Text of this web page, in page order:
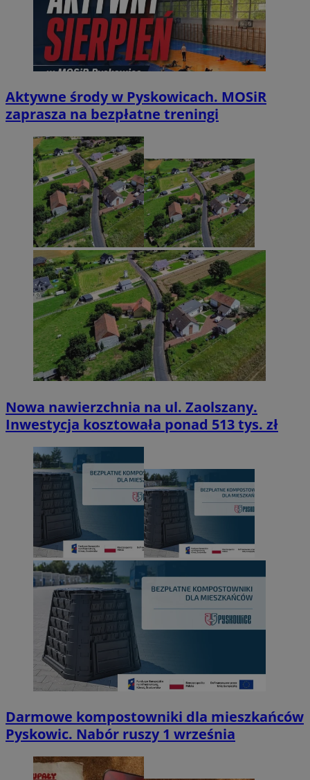
Aktywne środy w Pyskowicach. MOSiR
zaprasza na bezpłatne treningi
Nowa nawierzchnia na ul. Zaolszany.
Inwestycja kosztowała ponad 513 tys. zł
Darmowe kompostowniki dla mieszkańców
Pyskowic. Nabór ruszy 1 września